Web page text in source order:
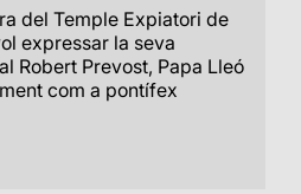
del Temple Expiatori de
expressar la seva
Robert Prevost, Papa Lleó
com a pontífex